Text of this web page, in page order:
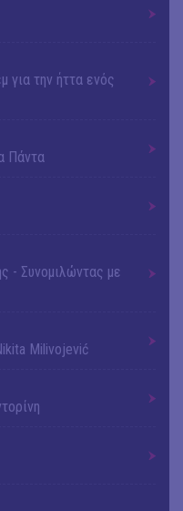
για την ήττα ενός
Πάντα
- Συνομιλώντας με
Milivojević